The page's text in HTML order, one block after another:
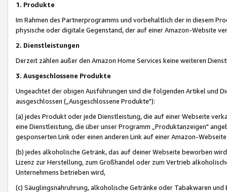
1. Produkte
Im Rahmen des Partnerprogramms und vorbehaltlich der in diesem
physische oder digitale Gegenstand, der auf einer Amazon-Website
2. Dienstleistungen
Derzeit zählen außer den Amazon Home Services keine weiteren
3. Ausgeschlossene Produkte
Ungeachtet der obigen Ausführungen sind die folgenden Artikel und
ausgeschlossen („Ausgeschlossene Produkte"):
(a) jedes Produkt oder jede Dienstleistung, die auf einer Webseite
eine Dienstleistung, die über unser Programm „Produktanzeigen"
gesponserten Link oder einen anderen Link auf einer Amazon-
(b) jedes alkoholische Getränk, das auf deiner Webseite beworben
Lizenz zur Herstellung, zum Großhandel oder zum Vertrieb
Unternehmens betrieben wird,
(c) Säuglingsnahruhrung, alkoholische Getränke oder Tabakwaren